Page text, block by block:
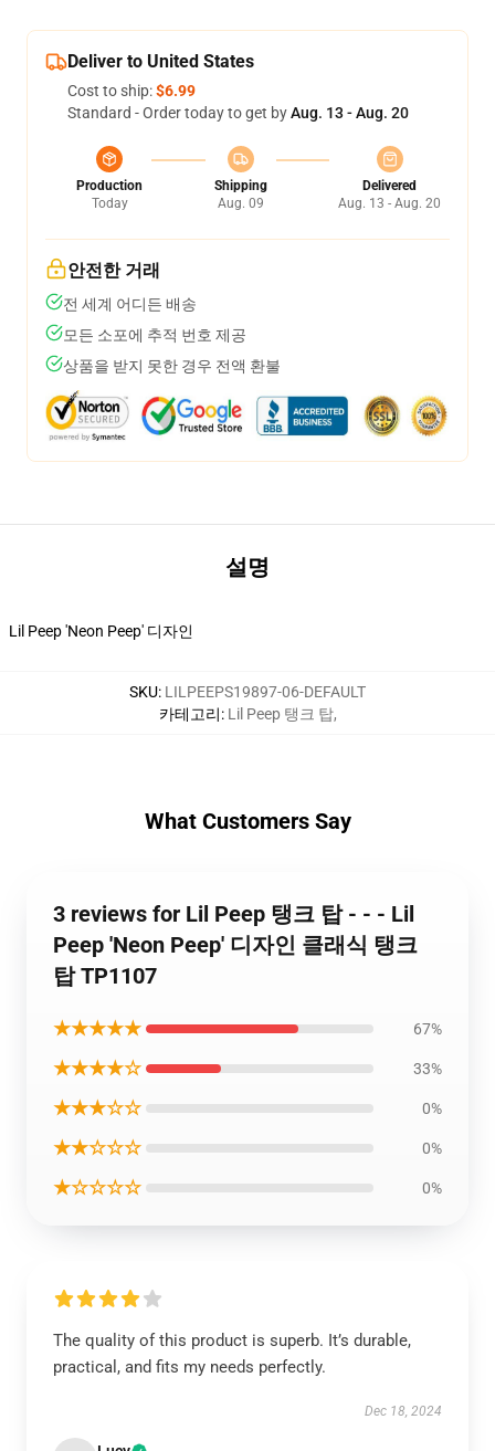
Deliver to United States
Cost to ship:$6.99
Standard - Order today to get byAug. 13 - Aug. 20
Production
Today
Shipping
Aug. 09
Delivered
Aug. 13 - Aug. 20
안전한 거래
전 세계 어디든 배송
모든 소포에 추적 번호 제공
상품을 받지 못한 경우 전액 환불
설명
Lil Peep 'Neon Peep' 디자인
SKU: LILPEEPS19897-06-DEFAULT
카테고리: Lil Peep 탱크 탑,
What Customers Say
3 reviews for Lil Peep 탱크 탑 - - - Lil
Peep 'Neon Peep' 디자인 클래식 탱크
탑 TP1107
★★★★★ 67%
★★★★☆ 33%
★★★☆☆ 0%
★★☆☆☆ 0%
★☆☆☆☆ 0%
The quality of this product is superb. It’s durable,
practical, and fits my needs perfectly.
Dec 18, 2024